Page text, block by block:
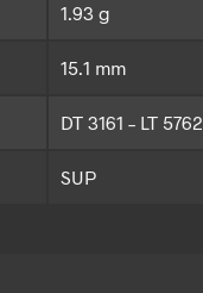
1.93 g
15.1 mm
DT 3161 – LT 5762
SUP